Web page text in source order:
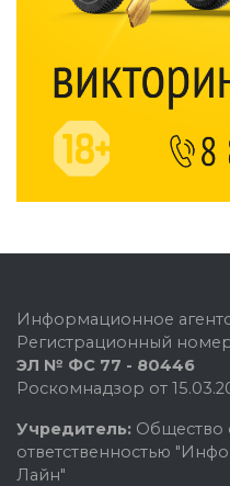
Информационное
Регистрационный
ЭЛ № ФС 77 - 80446
Роскомнадзор от
Учредитель: Общество
ответственностью
Лайн"